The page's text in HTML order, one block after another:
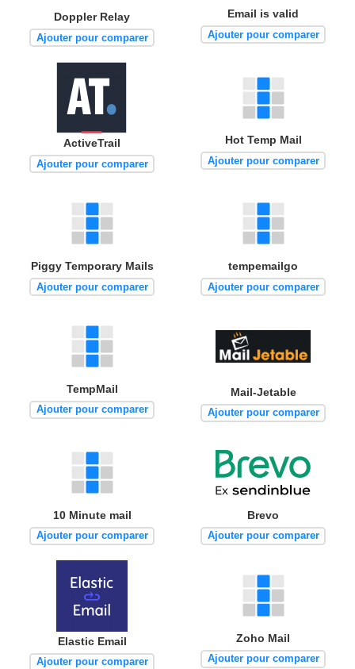
Doppler Relay
Ajouter pour comparer
Email is valid
Ajouter pour comparer
ActiveTrail
Ajouter pour comparer
Hot Temp Mail
Ajouter pour comparer
Piggy Temporary Mails
Ajouter pour comparer
tempemailgo
Ajouter pour comparer
TempMail
Ajouter pour comparer
Mail-Jetable
Ajouter pour comparer
10 Minute mail
Ajouter pour comparer
Brevo
Ajouter pour comparer
Elastic Email
Ajouter pour comparer
Zoho Mail
Ajouter pour comparer